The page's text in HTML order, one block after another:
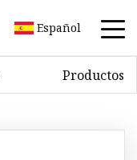
Español
Productos